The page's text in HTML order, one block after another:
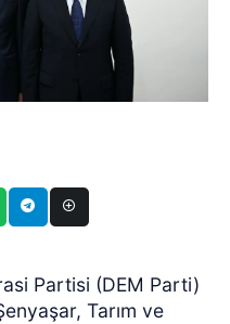
Partisi (DEM Parti)
Tarım ve